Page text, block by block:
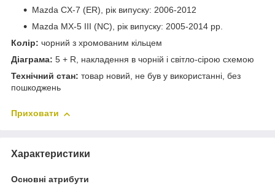
Mazda CX-7 (ER), рік випуску: 2006-2012
Mazda MX-5 III (NC), рік випуску: 2005-2014 рр.
Колір: чорний з хромованим кільцем
Діаграма: 5 + R, накладення в чорній і світло-сірою схемою
Технічний стан: товар новий, не був у використанні, без
пошкоджень
Приховати
Характеристики
Основні атрибути